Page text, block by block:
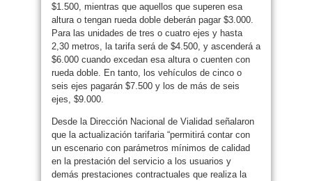
$1.500, mientras que aquellos que superen esa
altura o tengan rueda doble deberán pagar $3.000.
Para las unidades de tres o cuatro ejes y hasta
2,30 metros, la tarifa será de $4.500, y ascenderá a
$6.000 cuando excedan esa altura o cuenten con
rueda doble. En tanto, los vehículos de cinco o
seis ejes pagarán $7.500 y los de más de seis
ejes, $9.000.
Desde la Dirección Nacional de Vialidad señalaron
que la actualización tarifaria “permitirá contar con
un escenario con parámetros mínimos de calidad
en la prestación del servicio a los usuarios y
demás prestaciones contractuales que realiza la